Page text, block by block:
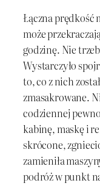
Łączna prędkość
może
godzinę. Nie
Wystarczyło
to, co z nich
zmasakrowane.
codziennej
kabinę, maskę i
skrócone,
zamieniła
podróż w punkt